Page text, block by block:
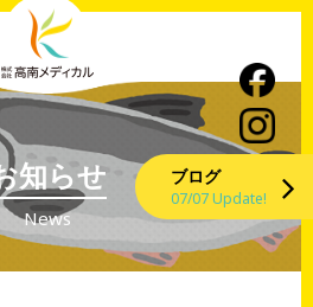
知らせ
News
ブログ
07/07 Update!